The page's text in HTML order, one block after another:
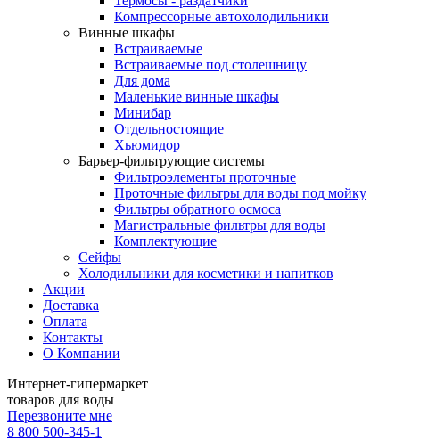
Компрессорные автохолодильники
Винные шкафы
Встраиваемые
Встраиваемые под столешницу
Для дома
Маленькие винные шкафы
Минибар
Отдельностоящие
Хьюмидор
Барьер-фильтрующие системы
Фильтроэлементы проточные
Проточные фильтры для воды под мойку
Фильтры обратного осмоса
Магистральные фильтры для воды
Комплектующие
Сейфы
Холодильники для косметики и напитков
Акции
Доставка
Оплата
Контакты
О Компании
Интернет-гипермаркет
товаров для воды
Перезвоните мне
8 800 500-345-1